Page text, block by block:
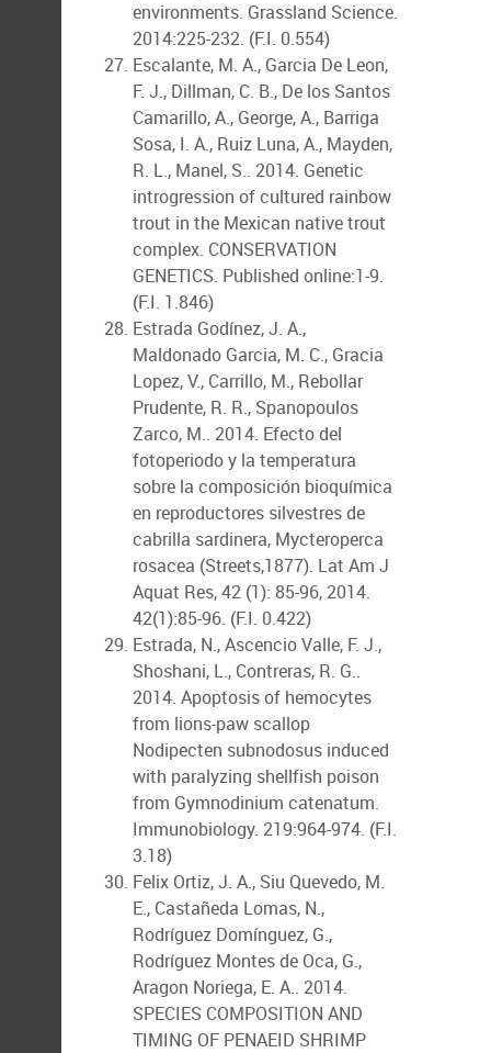
environments. Grassland Science.
2014:225-232. (F.I. 0.554)
Escalante, M. A., Garcia De Leon,
F. J., Dillman, C. B., De los Santos
Camarillo, A., George, A., Barriga
Sosa, I. A., Ruiz Luna, A., Mayden,
R. L., Manel, S.. 2014. Genetic
introgression of cultured rainbow
trout in the Mexican native trout
complex. CONSERVATION
GENETICS. Published online:1-9.
(F.I. 1.846)
Estrada Godínez, J. A.,
Maldonado Garcia, M. C., Gracia
Lopez, V., Carrillo, M., Rebollar
Prudente, R. R., Spanopoulos
Zarco, M.. 2014. Efecto del
fotoperiodo y la temperatura
sobre la composición bioquímica
en reproductores silvestres de
cabrilla sardinera, Mycteroperca
rosacea (Streets,1877). Lat Am J
Aquat Res, 42 (1): 85-96, 2014.
42(1):85-96. (F.I. 0.422)
Estrada, N., Ascencio Valle, F. J.,
Shoshani, L., Contreras, R. G..
2014. Apoptosis of hemocytes
from lions-paw scallop
Nodipecten subnodosus induced
with paralyzing shellfish poison
from Gymnodinium catenatum.
Immunobiology. 219:964-974. (F.I.
3.18)
Felix Ortiz, J. A., Siu Quevedo, M.
E., Castañeda Lomas, N.,
Rodríguez Domínguez, G.,
Rodríguez Montes de Oca, G.,
Aragon Noriega, E. A.. 2014.
SPECIES COMPOSITION AND
TIMING OF PENAEID SHRIMP